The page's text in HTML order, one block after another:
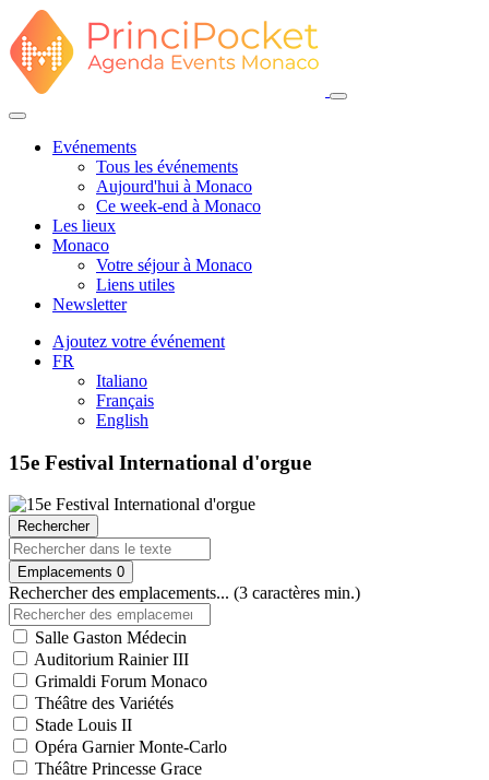
Evénements
Tous les événements
Aujourd'hui à Monaco
Ce week-end à Monaco
Les lieux
Monaco
Votre séjour à Monaco
Liens utiles
Newsletter
Ajoutez votre événement
FR
Italiano
Français
English
15e Festival International d'orgue
Rechercher
Emplacements 0
Rechercher des emplacements... (3 caractères min.)
Salle Gaston Médecin
Auditorium Rainier III
Grimaldi Forum Monaco
Théâtre des Variétés
Stade Louis II
Opéra Garnier Monte-Carlo
Théâtre Princesse Grace